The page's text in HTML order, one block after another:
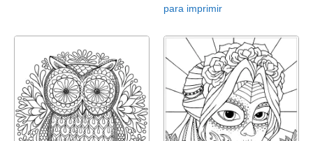
para imprimir